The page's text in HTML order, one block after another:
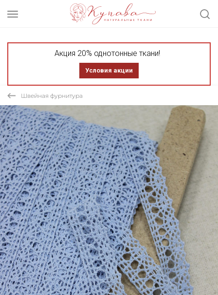
Акция 20% однотонные ткани!
Условия акции
Швейная фурнитура